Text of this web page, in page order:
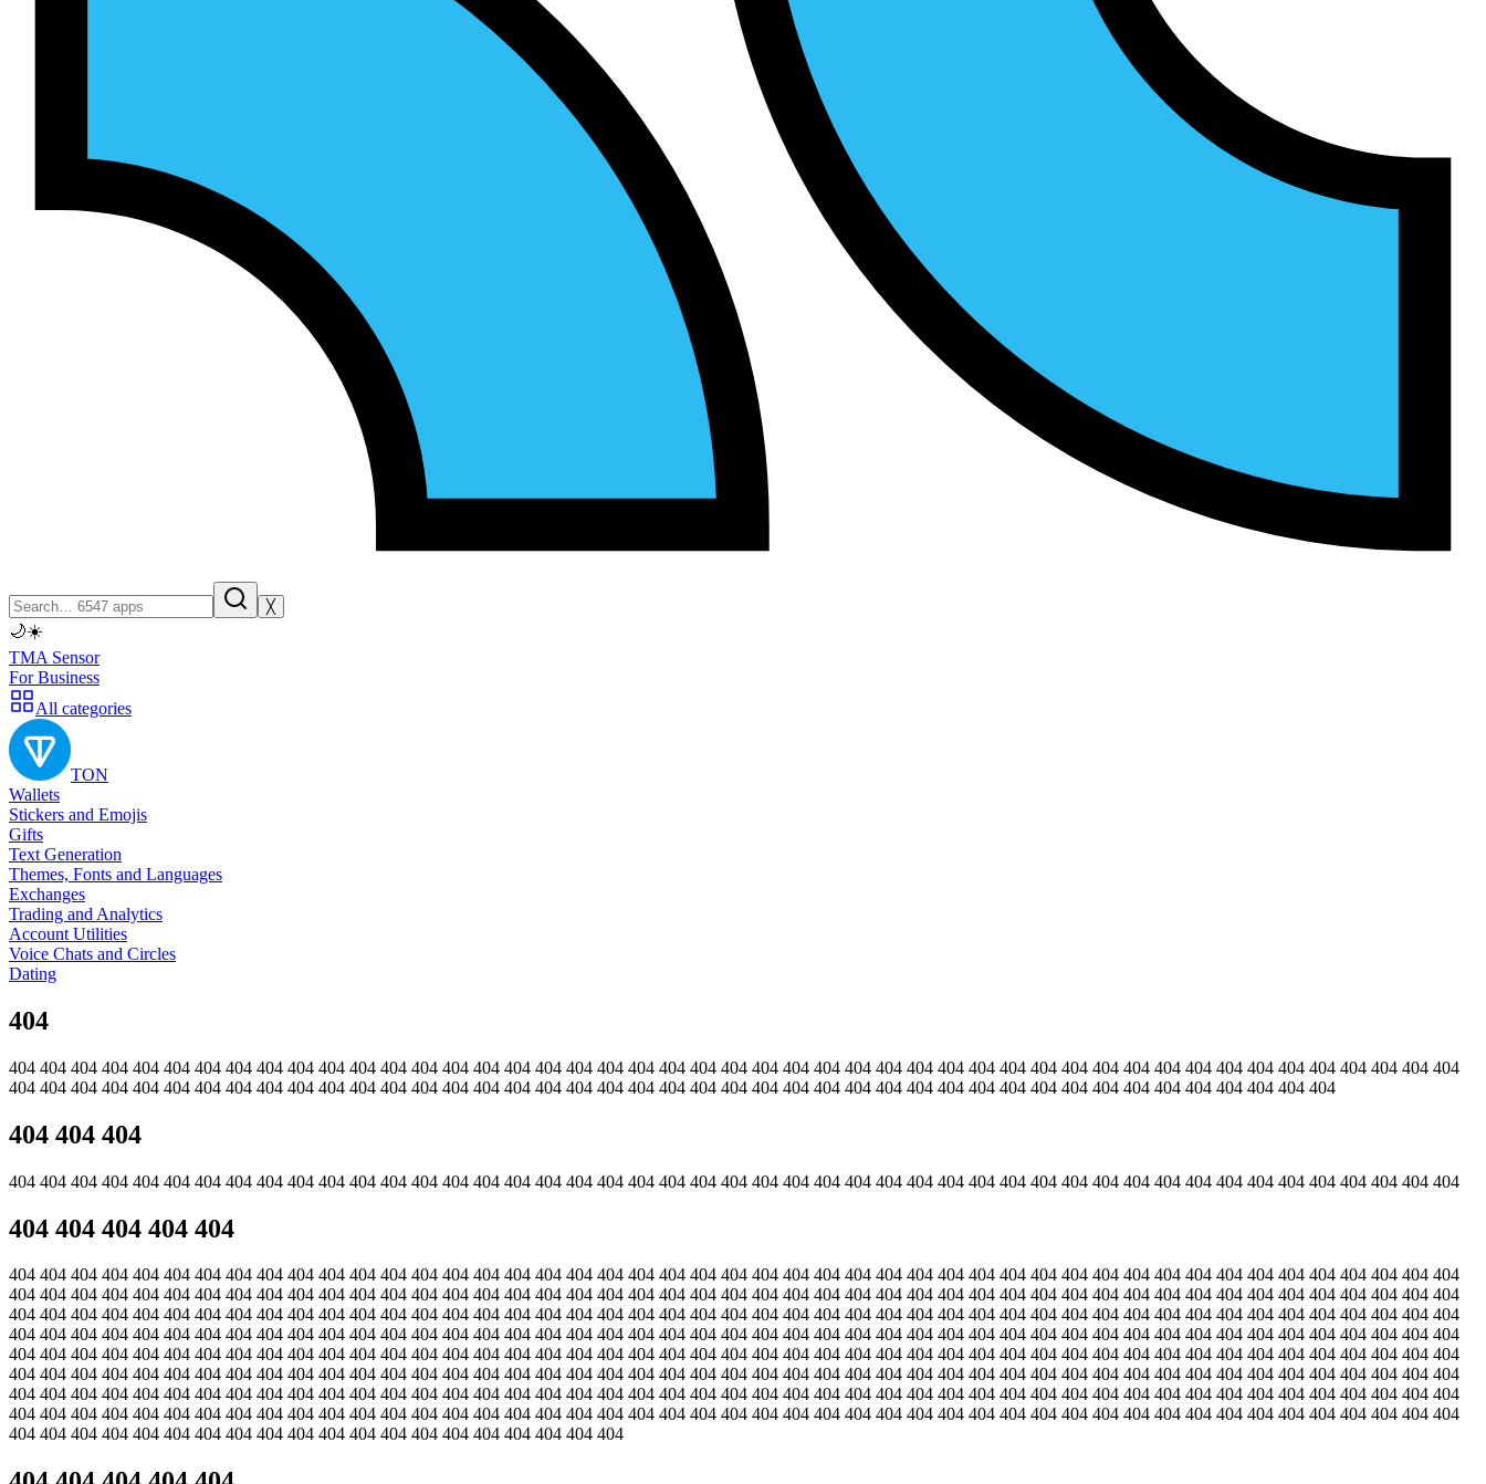
╳
🌙☀️
TMA Sensor
For Business
All categories
TON
Wallets
Stickers and Emojis
Gifts
Text Generation
Themes, Fonts and Languages
Exchanges
Trading and Analytics
Account Utilities
Voice Chats and Circles
Dating
404
404 404 404 404 404 404 404 404 404 404 404 404 404 404 404 404 404 404 404 404 404 404 404 404 404 404 404 404 404 404 404 404 404 404 404 404 404 404 404 404 404 404 404 404 404 404 404
404 404 404 404 404 404 404 404 404 404 404 404 404 404 404 404 404 404 404 404 404 404 404 404 404 404 404 404 404 404 404 404 404 404 404 404 404 404 404 404 404 404 404
404 404 404
404 404 404 404 404 404 404 404 404 404 404 404 404 404 404 404 404 404 404 404 404 404 404 404 404 404 404 404 404 404 404 404 404 404 404 404 404 404 404 404 404 404 404 404 404 404 404
404 404 404 404 404
404 404 404 404 404 404 404 404 404 404 404 404 404 404 404 404 404 404 404 404 404 404 404 404 404 404 404 404 404 404 404 404 404 404 404 404 404 404 404 404 404 404 404 404 404 404 404
404 404 404 404 404 404 404 404 404 404 404 404 404 404 404 404 404 404 404 404 404 404 404 404 404 404 404 404 404 404 404 404 404 404 404 404 404 404 404 404 404 404 404 404 404 404 404
404 404 404 404 404 404 404 404 404 404 404 404 404 404 404 404 404 404 404 404 404 404 404 404 404 404 404 404 404 404 404 404 404 404 404 404 404 404 404 404 404 404 404 404 404 404 404
404 404 404 404 404 404 404 404 404 404 404 404 404 404 404 404 404 404 404 404 404 404 404 404 404 404 404 404 404 404 404 404 404 404 404 404 404 404 404 404 404 404 404 404 404 404 404
404 404 404 404 404 404 404 404 404 404 404 404 404 404 404 404 404 404 404 404 404 404 404 404 404 404 404 404 404 404 404 404 404 404 404 404 404 404 404 404 404 404 404 404 404 404 404
404 404 404 404 404 404 404 404 404 404 404 404 404 404 404 404 404 404 404 404 404 404 404 404 404 404 404 404 404 404 404 404 404 404 404 404 404 404 404 404 404 404 404 404 404 404 404
404 404 404 404 404 404 404 404 404 404 404 404 404 404 404 404 404 404 404 404 404 404 404 404 404 404 404 404 404 404 404 404 404 404 404 404 404 404 404 404 404 404 404 404 404 404 404
404 404 404 404 404 404 404 404 404 404 404 404 404 404 404 404 404 404 404 404 404 404 404 404 404 404 404 404 404 404 404 404 404 404 404 404 404 404 404 404 404 404 404 404 404 404 404
404 404 404 404 404 404 404 404 404 404 404 404 404 404 404 404 404 404 404 404